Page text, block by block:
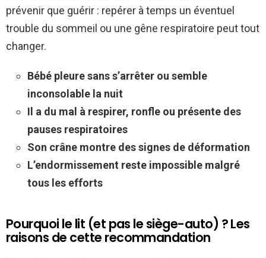
prévenir que guérir : repérer à temps un éventuel
trouble du sommeil ou une gêne respiratoire peut tout
changer.
Bébé pleure sans s’arrêter ou semble
inconsolable la nuit
Il a du mal à respirer, ronfle ou présente des
pauses respiratoires
Son crâne montre des signes de déformation
L’endormissement reste impossible malgré
tous les efforts
Pourquoi le lit (et pas le siège-auto) ? Les
raisons de cette recommandation